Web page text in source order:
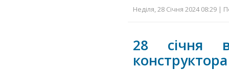
Неділя, 28 Січня 2024 08:29 |
28 січня